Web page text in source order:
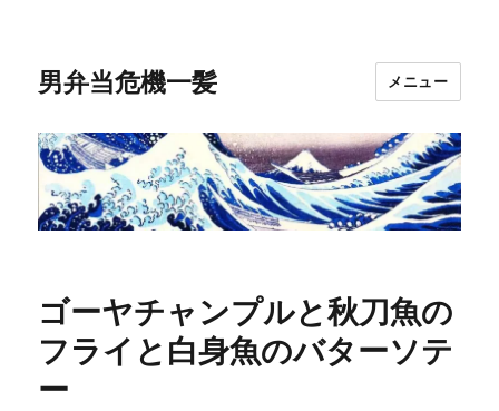
男弁当危機一髪 メニュー
ゴーヤチャンプルと秋刀魚の
フライと白身魚のバターソテ
ー